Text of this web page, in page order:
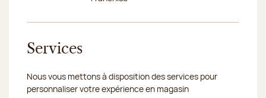
Services
Nous vous mettons à disposition des services pour
personnaliser votre expérience en magasin